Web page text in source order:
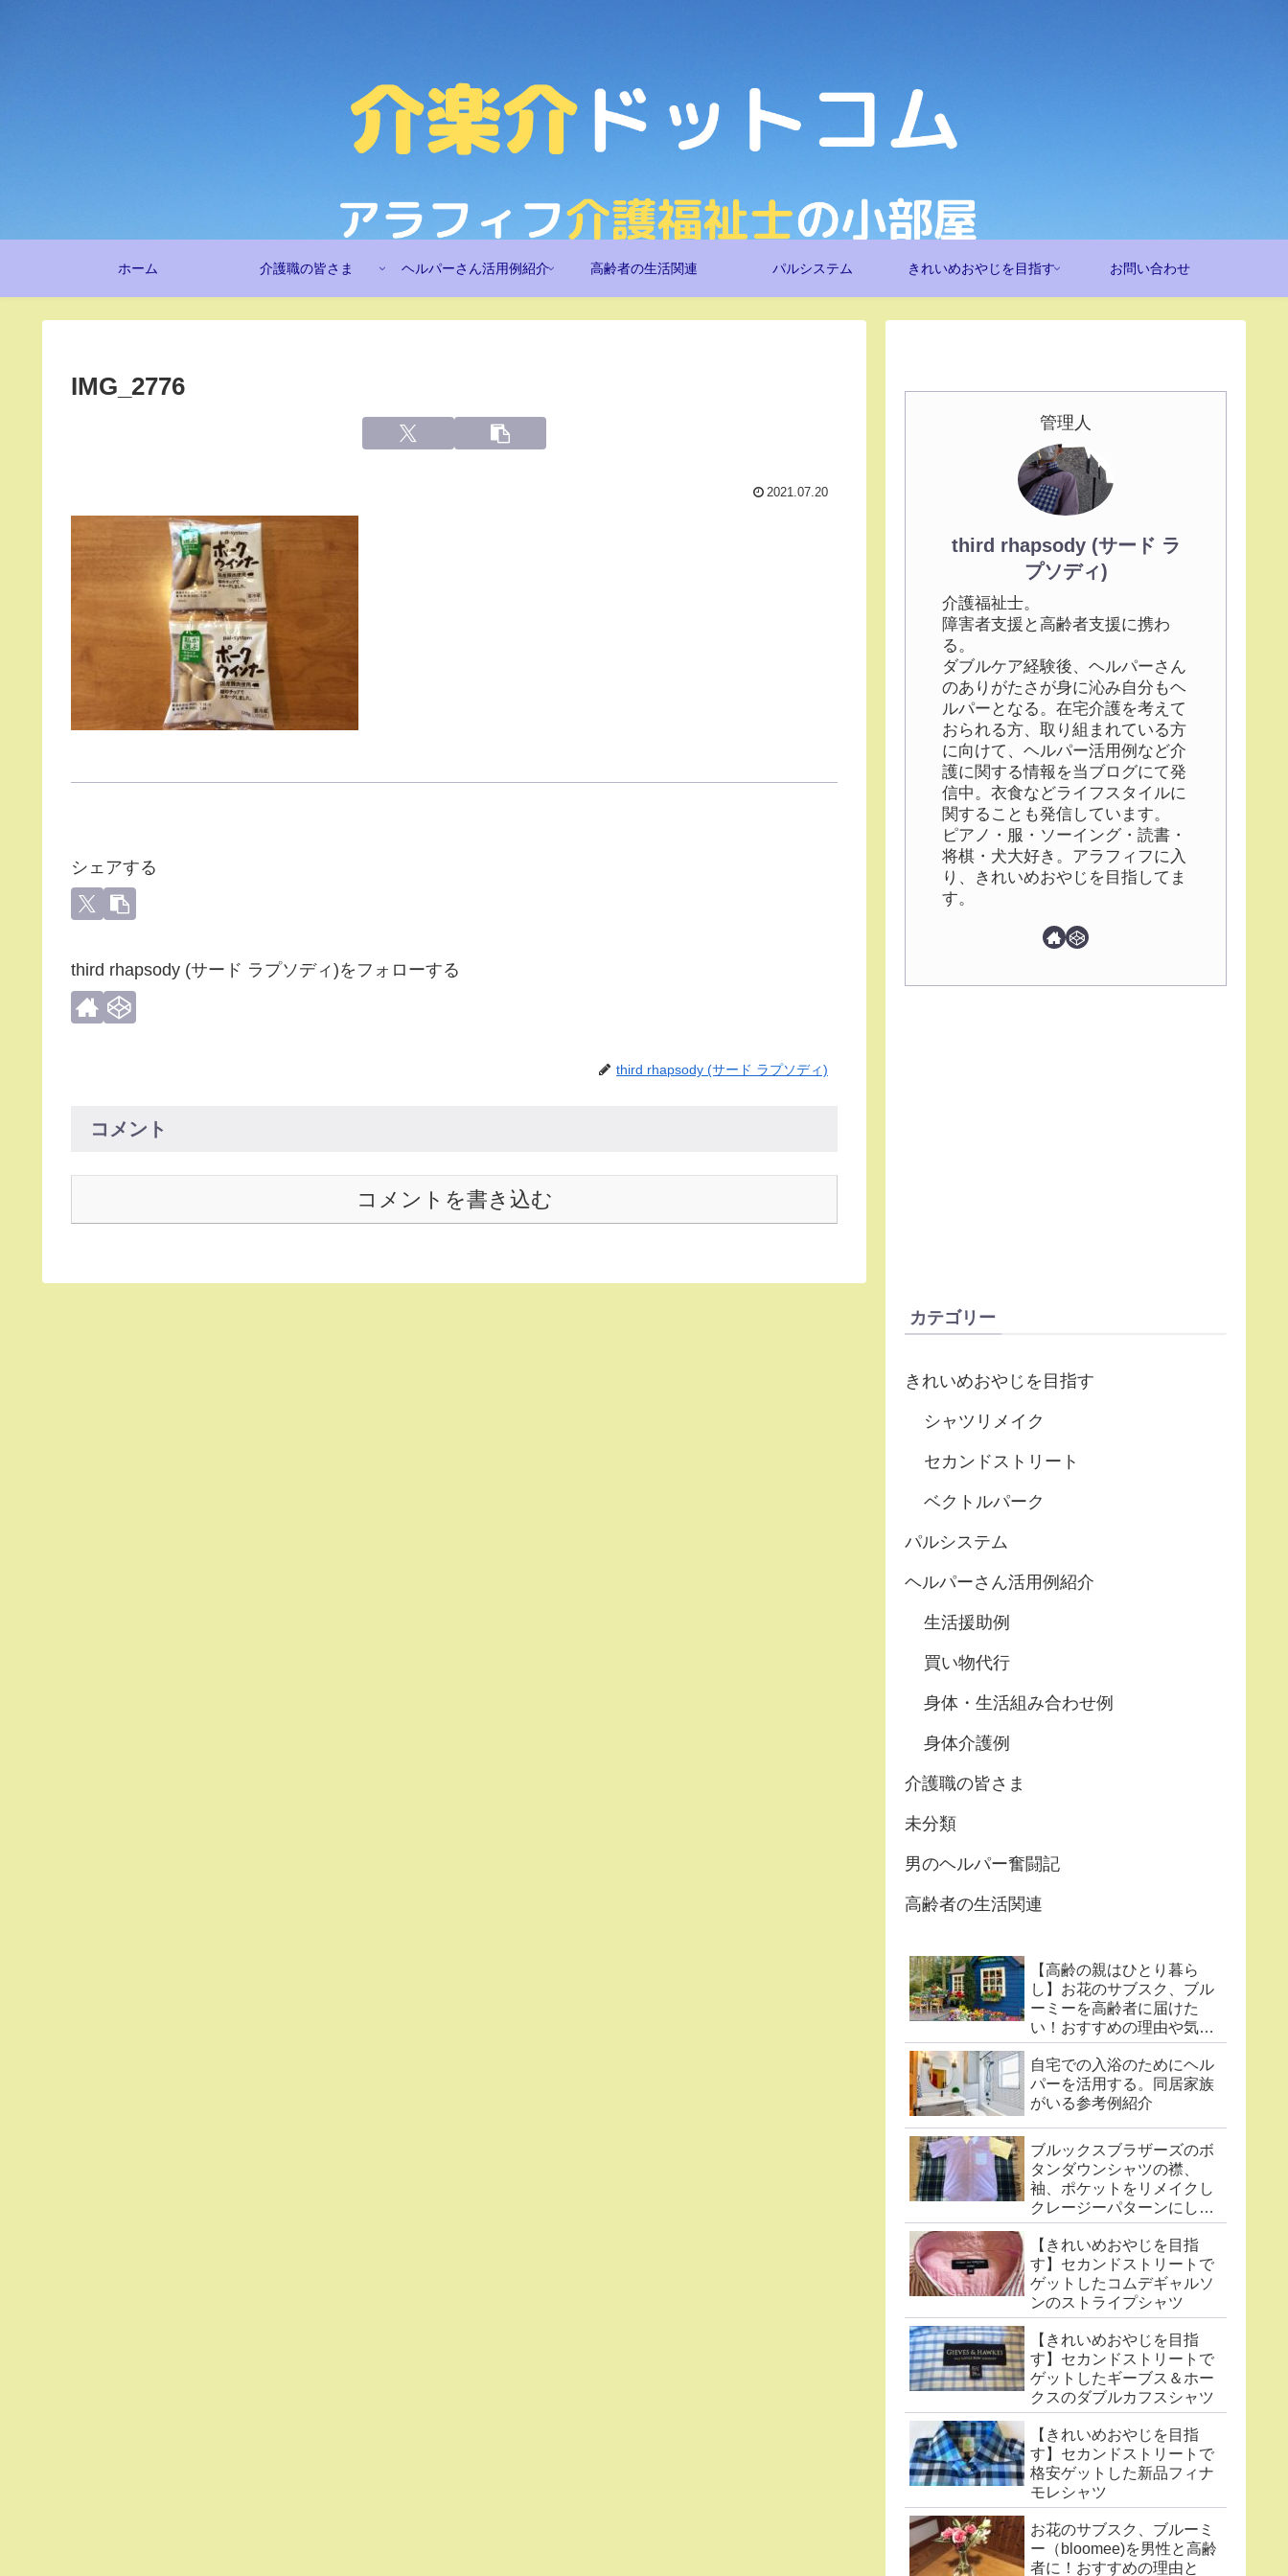
ホーム 介護職の皆さま ヘルパーさん活用例紹介 高齢者の生活関連 パルシステム きれいめおやじを目指す お問い合わせ
IMG_2776
2021.07.20
シェアする
third rhapsody (サード ラプソディ)をフォローする
third rhapsody (サード ラプソディ)
コメント
コメントを書き込む
管理人
third rhapsody (サード ラ
プソディ)
介護福祉士。
障害者支援と高齢者支援に携わ
る。
ダブルケア経験後、ヘルパーさん
のありがたさが身に沁み自分もヘ
ルパーとなる。在宅介護を考えて
おられる方、取り組まれている方
に向けて、ヘルパー活用例など介
護に関する情報を当ブログにて発
信中。衣食などライフスタイルに
関することも発信しています。
ピアノ・服・ソーイング・読書・
将棋・犬大好き。アラフィフに入
り、きれいめおやじを目指してま
す。
カテゴリー
きれいめおやじを目指す
シャツリメイク
セカンドストリート
ベクトルパーク
パルシステム
ヘルパーさん活用例紹介
生活援助例
買い物代行
身体・生活組み合わせ例
身体介護例
介護職の皆さま
未分類
男のヘルパー奮闘記
高齢者の生活関連
【高齢の親はひとり暮ら
し】お花のサブスク、ブル
ーミーを高齢者に届けた
い！おすすめの理由や気に
なる点まとめ
自宅での入浴のためにヘル
パーを活用する。同居家族
がいる参考例紹介
ブルックスブラザーズのボ
タンダウンシャツの襟、
袖、ポケットをリメイクし
クレージーパターンにした
件
【きれいめおやじを目指
す】セカンドストリートで
ゲットしたコムデギャルソ
ンのストライプシャツ
【きれいめおやじを目指
す】セカンドストリートで
ゲットしたギーブス＆ホー
クスのダブルカフスシャツ
【きれいめおやじを目指
す】セカンドストリートで
格安ゲットした新品フィナ
モレシャツ
お花のサブスク、ブルーミ
ー（bloomee)を男性と高齢
者に！おすすめの理由と